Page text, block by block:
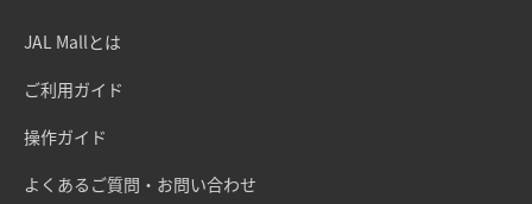
JAL Mallとは
ご利用ガイド
操作ガイド
よくあるご質問・お問い合わせ